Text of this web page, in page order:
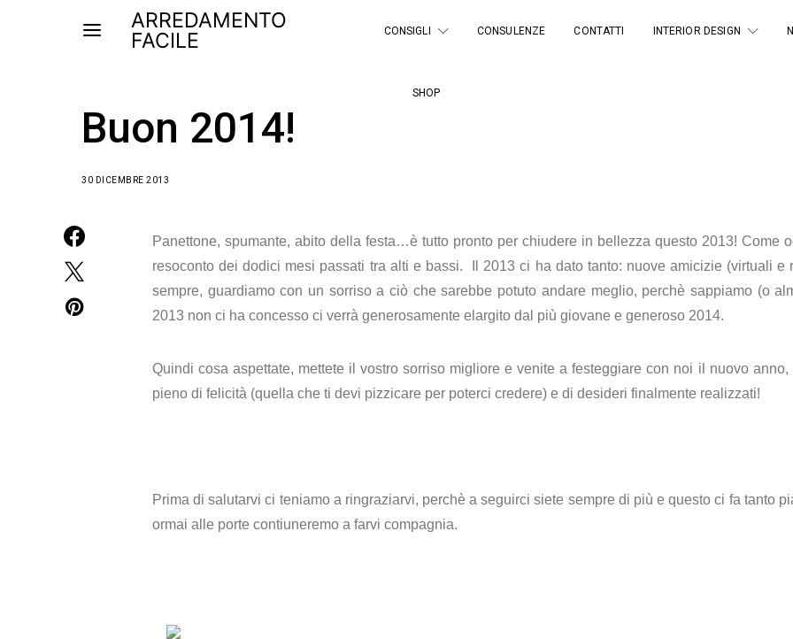
ARREDAMENTO
FACILE
CONSIGLI CONSULENZE CONTATTI INTERIOR DESIGN
SHOP
Buon 2014!
30 DICEMBRE 2013
Panettone, spumante, abito della festa…è tutto pronto per chiudere in bellezza questo 2013! Come
resoconto dei dodici mesi passati tra alti e bassi. Il 2013 ci ha dato tanto: nuove amicizie (virtuali
sempre, guardiamocon un sorriso aciò che sarebbe potuto andare meglio, perchè sappiamo (o
2013 non ci ha concesso ci verrà generosamente elargito dal più giovane e generoso 2014.
Quindi cosa aspettate, mettete il vostro sorriso migliore e venite a festeggiare con noi il nuovo
pieno di felicità (quella che ti devi pizzicare per poterci credere) e di desideri finalmente realizzati!
Prima di salutarvi ci teniamo a ringraziarvi, perchè a seguirci siete sempre di più e questo ci fa tanto
ormai alle porte contiuneremo a farvi compagnia.